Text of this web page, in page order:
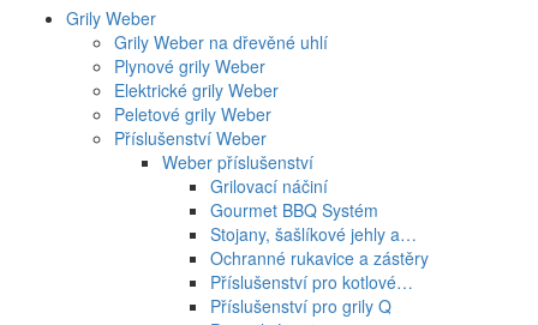
Grily Weber
Grily Weber na dřevěné uhlí
Plynové grily Weber
Elektrické grily Weber
Peletové grily Weber
Příslušenství Weber
Weber příslušenství
Grilovací náčiní
Gourmet BBQ Systém
Stojany, šašlíkové jehly a…
Ochranné rukavice a zástěry
Příslušenství pro kotlové…
Příslušenství pro grily Q